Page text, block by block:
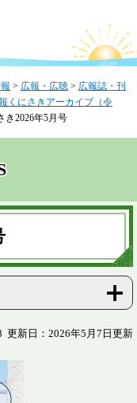
> 広報・広聴 > 広報誌・刊
くにさきアーカイブ（令
き2026年5月号
更新日：2026年5月7日更新